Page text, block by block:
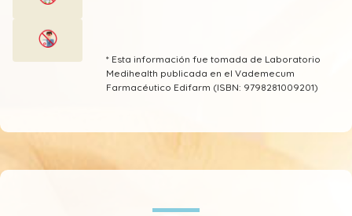
* Esta información fue tomada de Laboratorio
Medihealth publicada en el Vademecum
Farmacéutico Edifarm (ISBN: 9798281009201)